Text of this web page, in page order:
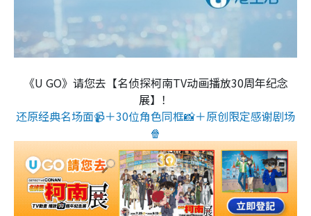
《U GO》请您去【名侦探柯南TV动画播放30周年纪念
展】！
还原经典名场面📹＋30位角色同框📸＋原创限定感谢剧场
🍿